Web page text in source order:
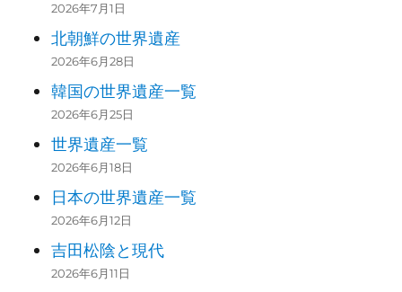
2026年7月1日
北朝鮮の世界遺産
2026年6月28日
韓国の世界遺産一覧
2026年6月25日
世界遺産一覧
2026年6月18日
日本の世界遺産一覧
2026年6月12日
吉田松陰と現代
2026年6月11日